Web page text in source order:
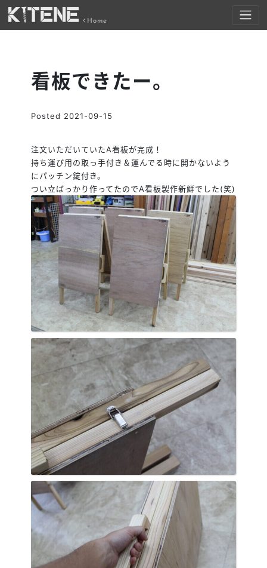
Home
看板できたー。
Posted 2021-09-15
注文いただいていたA看板が完成！
持ち運び用の取っ手付き＆運んでる時に開かないよう
にパッチン錠付き。
つい立ばっかり作ってたのでA看板製作新鮮でした(笑)